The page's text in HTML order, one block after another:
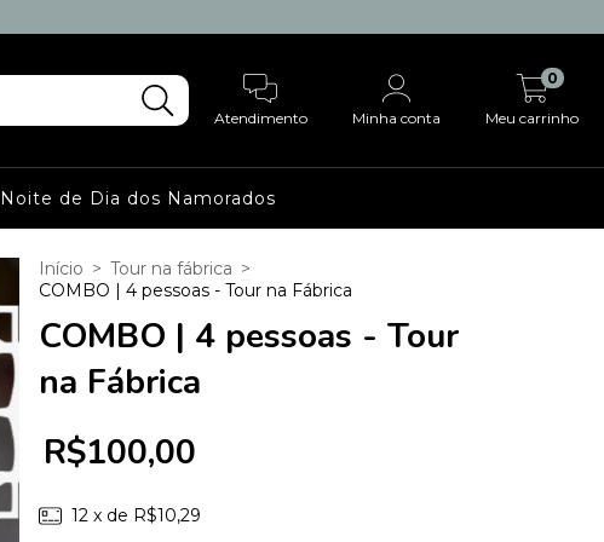
Atendimento Minha conta Meu carrinho
0
Noite de Dia dos Namorados
Início > Tour na fábrica >
COMBO | 4 pessoas - Tour na Fábrica
COMBO | 4 pessoas - Tour
na Fábrica
R$100,00
12 x de R$10,29